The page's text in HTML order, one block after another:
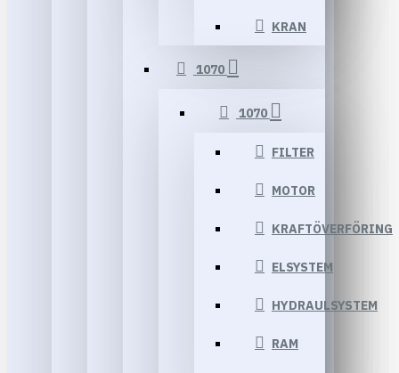
KRAN
1070
1070
FILTER
MOTOR
KRAFTÖVERFÖRING
ELSYSTEM
HYDRAULSYSTEM
RAM